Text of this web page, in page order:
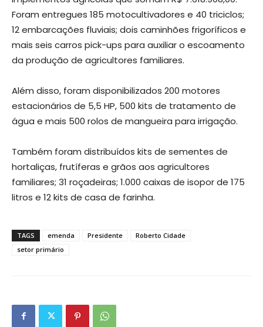
Foram entregues 185 motocultivadores e 40 triciclos;
12 embarcações fluviais; dois caminhões frigoríficos e
mais seis carros pick-ups para auxiliar o escoamento
da produção de agricultores familiares.
Além disso, foram disponibilizados 200 motores
estacionários de 5,5 HP, 500 kits de tratamento de
água e mais 500 rolos de mangueira para irrigação.
Também foram distribuídos kits de sementes de
hortaliças, frutíferas e grãos aos agricultores
familiares; 31 roçadeiras; 1.000 caixas de isopor de 175
litros e 12 kits de casa de farinha.
TAGS emenda Presidente
Roberto Cidade
setor primário